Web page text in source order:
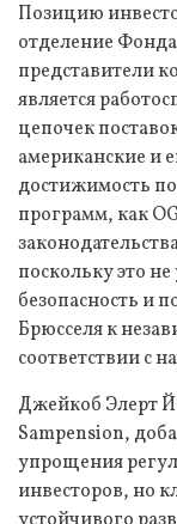
Позицию
отделение
представители
является
цепочек
американские и
достижимость
программ, как
поскольку это
безопасность и
Брюсселя к
соответствии с
Джейкоб Элерт
Sampension,
упрощения
инвесторов, но